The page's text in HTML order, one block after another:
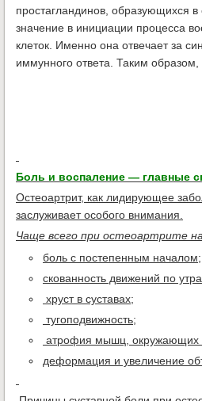
простагландинов, образующихся
значение в инициации процесса
клеток. Именно она отвечает за
иммунного ответа. Таким
Боль и воспаление — главные
Остеоартрит, как лидирующее
заслуживает особого внимания.
Чаще всего при остеоартрите
боль с постепенным началом;
скованность движений по
хруст в суставах;
тугоподвижность;
атрофия мышц, окружающих
деформация и увеличение